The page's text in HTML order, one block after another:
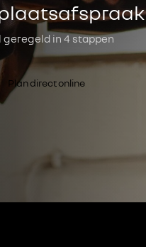
geregeld in 4 stappen
Plan direct online